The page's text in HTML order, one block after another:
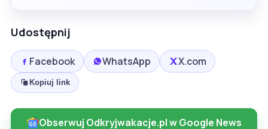
Udostępnij
Facebook WhatsApp X.com
Kopiuj link
Obserwuj Odkryjwakacje.pl w Google News